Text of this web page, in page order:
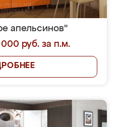
апельсинов"
руб. за п.м.